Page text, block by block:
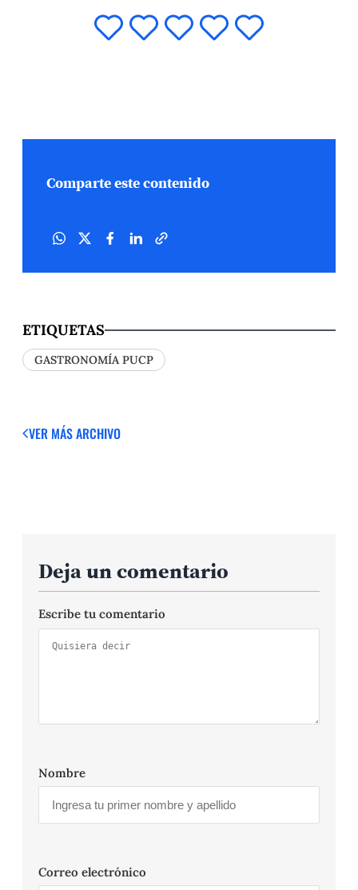
Comparte este contenido
ETIQUETAS
GASTRONOMÍA PUCP
VER MÁSARCHIVO
Deja un comentario
Escribe tu comentario
Nombre
Correo electrónico